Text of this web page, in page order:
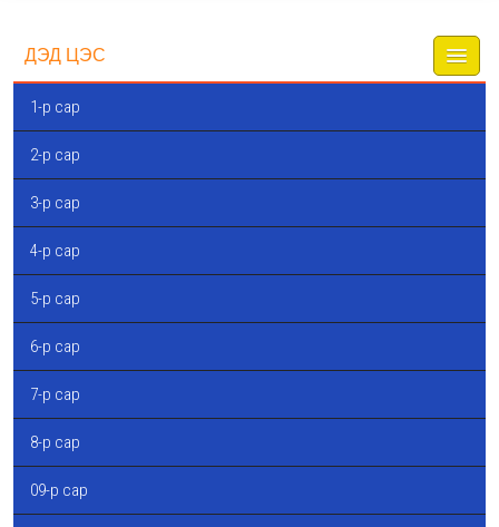
ДЭД ЦЭС
1-р сар
2-р сар
3-р сар
4-р сар
5-р сар
6-р сар
7-р сар
8-р сар
09-р сар